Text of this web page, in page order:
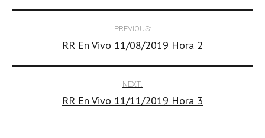
navigation
PREVIOUS:
RR En Vivo 11/08/2019 Hora 2
NEXT:
RR En Vivo 11/11/2019 Hora 3